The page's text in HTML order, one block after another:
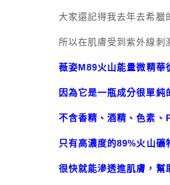
大家還記得我去年去希臘
所以在肌膚受到紫外線刺
薇姿M89火山能量微精華
因為它是一瓶成分很單純
不含香精、酒精、色素、
只有高濃度的89%火山礦
很快就能滲透進肌膚，幫